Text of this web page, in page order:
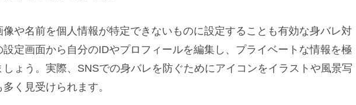
や名前を個人情報が特定できないものに設定することも有効な身バレ対
定画面から自分のIDやプロフィールを編集し、プライベートな情報を極
ょう。実際、SNSでの身バレを防ぐためにアイコンをイラストや風景写
く見受けられます。